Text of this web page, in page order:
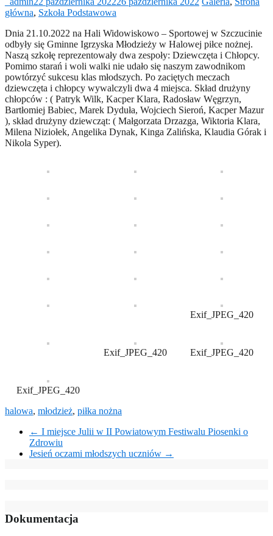
główna, Szkoła Podstawowa
Dnia 21.10.2022 na Hali Widowiskowo – Sportowej w Szczucinie
odbyły się Gminne Igrzyska Młodzieży w Halowej piłce nożnej.
Naszą szkołę reprezentowały dwa zespoły: Dziewczęta i Chłopcy.
Pomimo starań i woli walki nie udało się naszym zawodnikom
powtórzyć sukcesu klas młodszych. Po zaciętych meczach
dziewczęta i chłopcy wywalczyli dwa 4 miejsca. Skład drużyny
chłopców : ( Patryk Wilk, Kacper Klara, Radosław Węgrzyn,
Bartłomiej Babiec, Marek Dyduła, Wojciech Sieroń, Kacper Mazur
), skład drużyny dziewcząt: ( Małgorzata Drzazga, Wiktoria Klara,
Milena Niziołek, Angelika Dynak, Kinga Zalińska, Klaudia Górak i
Nikola Syper).
Exif_JPEG_420
Exif_JPEG_420 Exif_JPEG_420
Exif_JPEG_420
halowa, młodzież, piłka nożna
← I miejsce Julii w II Powiatowym Festiwalu Piosenki o
Zdrowiu
Jesień oczami młodszych uczniów →
Dokumentacja